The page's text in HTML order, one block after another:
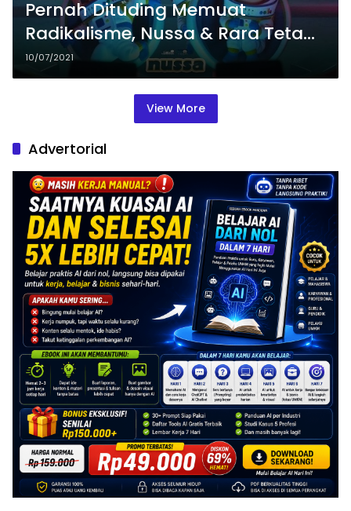
Pernah Dituding Memuat
Radikalisme, Nussa & Rara Tetap
Melenggang ke Bisokop
10/07/2021
View More
Advertorial